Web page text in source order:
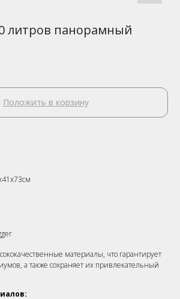
литров панорамный
Положить в корзину
материалы, что гарантирует
а также сохраняет их привлекательный